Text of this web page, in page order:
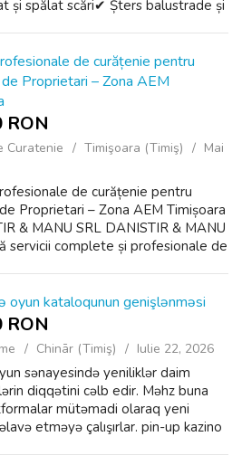
și spălat scări✔ Șters balustrade și
de curățenie pentru
Proprietari – Zona AEM
RON
Curatenie Timişoara (Timiş)
Mai
de curățenie pentru
Proprietari – Zona AEM Timișoara
& MANU SRL DANISTIR & MANU
servicii complete și profesionale de
oyun kataloqunun genişlənməsi
RON
Chinār (Timiş) Iulie 22, 2026
sənayesində yeniliklər daim
diqqətini cəlb edir. Məhz buna
mütəmadi olaraq yeni
etməyə çalışırlar. pin-up kazino